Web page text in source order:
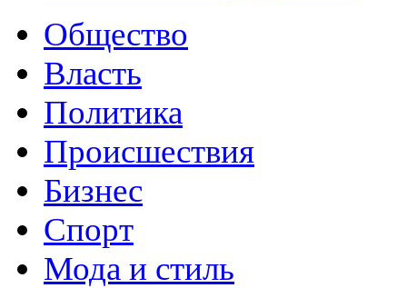
Общество
Власть
Политика
Происшествия
Бизнес
Спорт
Мода и стиль